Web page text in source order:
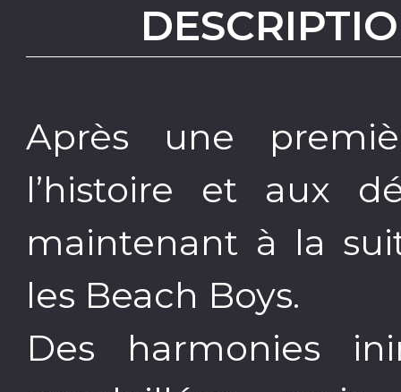
Après une
l’histoire et aux
maintenant à la
les Beach Boys.
Des harmonies